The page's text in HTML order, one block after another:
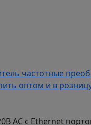
частотные
оптом и в
AC с Ethernet